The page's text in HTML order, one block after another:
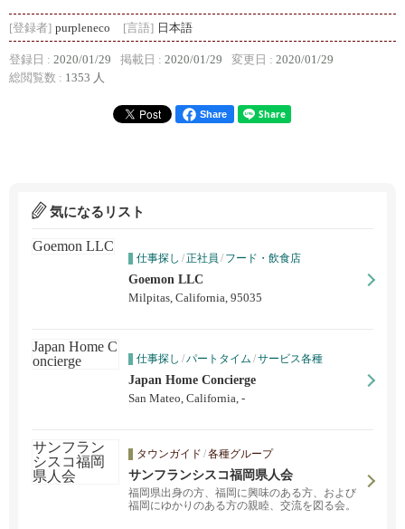
[登録者] purpleneco [言語] 日本語
登録日 : 2020/01/29 掲載日 : 2020/01/29 変更日 : 2020/01/29
総閲覧数 : 1353 人
Share
気になるリスト
仕事探し /正社員 / フード・飲食店
Goemon LLC
Milpitas, California, 95035
仕事探し /パートタイム /サービス各種
Japan Home Concierge
San Mateo, California, -
タウンガイド /各種グループ
サンフランシスコ福岡県人会
福岡県出身の方、福岡に興味のある方、および
福岡にゆかりのある方の親睦、交流を図る会。